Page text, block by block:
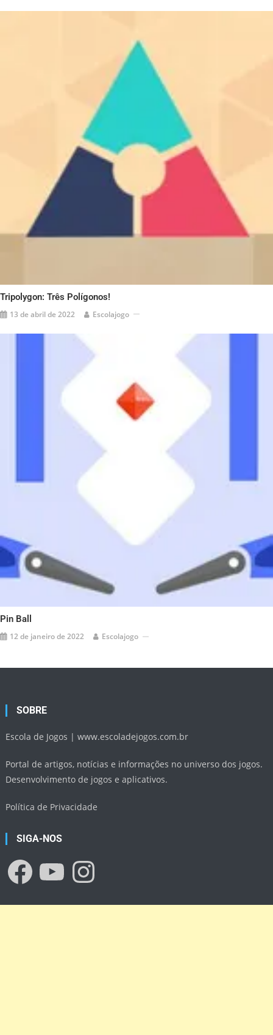
Tripolygon: Três Polígonos!
13 de abril de 2022 Escolajogo
Pin Ball
12 de janeiro de 2022 Escolajogo
SOBRE
Escola de Jogos |www.escoladejogos.com.br
Portal de artigos, notícias e informações no universo dos jogos.
Desenvolvimento de jogos e aplicativos.
Política de Privacidade
SIGA-NOS